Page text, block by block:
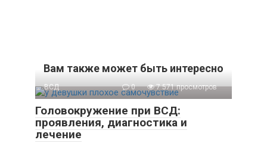
Вам также может быть интересно
ВСД 0 7 571 просмотров
Головокружение при ВСД:
проявления, диагностика и
лечение